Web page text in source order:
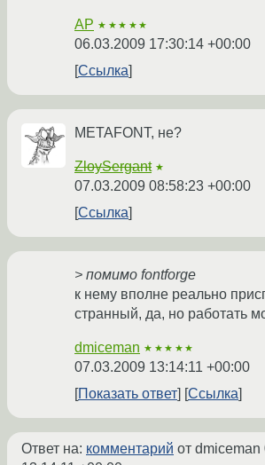
AP ★★★★★
06.03.2009 17:30:14 +00:00
Ссылка
METAFONT, не?
ZloySergant ★
07.03.2009 08:58:23 +00:00
Ссылка
> помимо fontforge
к нему вполне реально
странный, да, но работать
dmiceman ★★★★★
07.03.2009 13:14:11 +00:00
Показать ответ
Ссылка
Ответ на: комментарий от dmiceman